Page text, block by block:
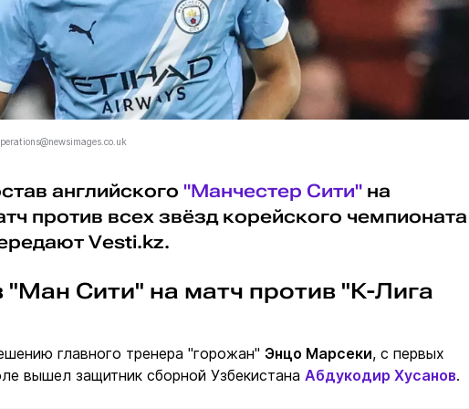
английского "Манчестер Сити" на
против всех звёзд корейского чемпионата
Vesti.kz.
"Ман Сити" на матч против "К-Лига
главного тренера "горожан" Энцо Марсеки, с первых
вышел защитник сборной Узбекистана Абдукодир Хусанов.